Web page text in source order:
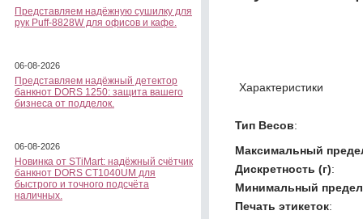
Представляем надёжную сушилку для
рук Puff-8828W для офисов и кафе.
06-08-2026
Представляем надёжный детектор
банкнот DORS 1250: защита вашего
бизнеса от подделок.
06-08-2026
Новинка от STiMart: надёжный счётчик
банкнот DORS CT1040UM для
быстрого и точного подсчёта
наличных.
Характеристики
Тип Весов:
Максимальный
Дискретность (г):
Минимальный
Печать этикеток: